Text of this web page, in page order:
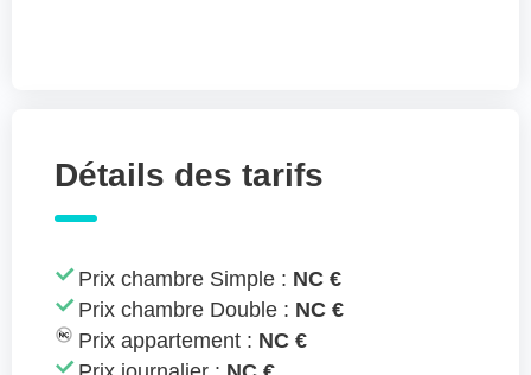
Détails des tarifs
Prix chambre Simple : NC €
Prix chambre Double : NC €
Prix appartement : NC €